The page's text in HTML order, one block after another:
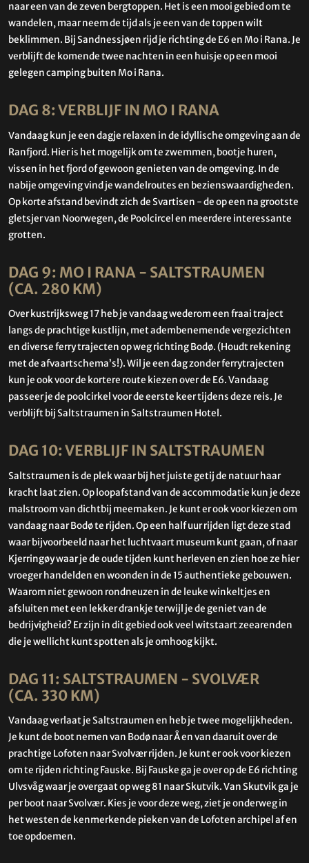
naar een van de zeven bergtoppen. Het is een mooi gebied om te
wandelen, maar neem de tijd als je een van de toppen wilt
beklimmen. Bij Sandnessjøen rijd je richting de E6 en Mo i Rana. Je
verblijft de komende twee nachten in een huisje op een mooi
gelegen camping buiten Mo i Rana.
DAG 8: VERBLIJF IN MO I RANA
Vandaag kun je een dagje relaxen in de idyllische omgeving aan de
Ranfjord. Hier is het mogelijk om te zwemmen, bootje huren,
vissen in het fjord of gewoon genieten van de omgeving. In de
nabije omgeving vind je wandelroutes en bezienswaardigheden.
Op korte afstand bevindt zich de Svartisen - de op een na grootste
gletsjer van Noorwegen, de Poolcircel en meerdere interessante
grotten.
DAG 9: MO I RANA - SALTSTRAUMEN
(CA. 280 KM)
Over kustrijksweg 17 heb je vandaag wederom een fraai traject
langs de prachtige kustlijn, met adembenemende vergezichten
en diverse ferry trajecten op weg richting Bodø. (Houdt rekening
met de afvaartschema’s!). Wil je een dag zonder ferrytrajecten
kun je ook voor de kortere route kiezen over de E6. Vandaag
passeer je de poolcirkel voor de eerste keer tijdens deze reis. Je
verblijft bij Saltstraumen in Saltstraumen Hotel.
DAG 10: VERBLIJF IN SALTSTRAUMEN
Saltstraumen is de plek waar bij het juiste getij de natuur haar
kracht laat zien. Op loopafstand van de accommodatie kun je deze
malstroom van dichtbij meemaken. Je kunt er ook voor kiezen om
vandaag naar Bodø te rijden. Op een half uur rijden ligt deze stad
waar bijvoorbeeld naar het luchtvaart museum kunt gaan, of naar
Kjerringøy waar je de oude tijden kunt herleven en zien hoe ze hier
vroeger handelden en woonden in de 15 authentieke gebouwen.
Waarom niet gewoon rondneuzen in de leuke winkeltjes en
afsluiten met een lekker drankje terwijl je de geniet van de
bedrijvigheid? Er zijn in dit gebied ook veel witstaart zeearenden
die je wellicht kunt spotten als je omhoog kijkt.
DAG 11: SALTSTRAUMEN - SVOLVÆR
(CA. 330 KM)
Vandaag verlaat je Saltstraumen en heb je twee mogelijkheden.
Je kunt de boot nemen van Bodø naar Å en van daaruit over de
prachtige Lofoten naar Svolvær rijden. Je kunt er ook voor kiezen
om te rijden richting Fauske. Bij Fauske ga je over op de E6 richting
Ulvsvåg waar je overgaat op weg 81 naar Skutvik. Van Skutvik ga je
per boot naar Svolvær. Kies je voor deze weg, ziet je onderweg in
het westen de kenmerkende pieken van de Lofoten archipel af en
toe opdoemen.